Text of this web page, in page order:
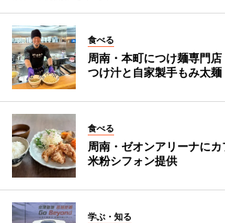
食べる
周南・本町につけ麺専門
つけ汁と自家製手もみ太麺
食べる
周南・ゼオンアリーナに
米粉シフォン提供
学ぶ・知る